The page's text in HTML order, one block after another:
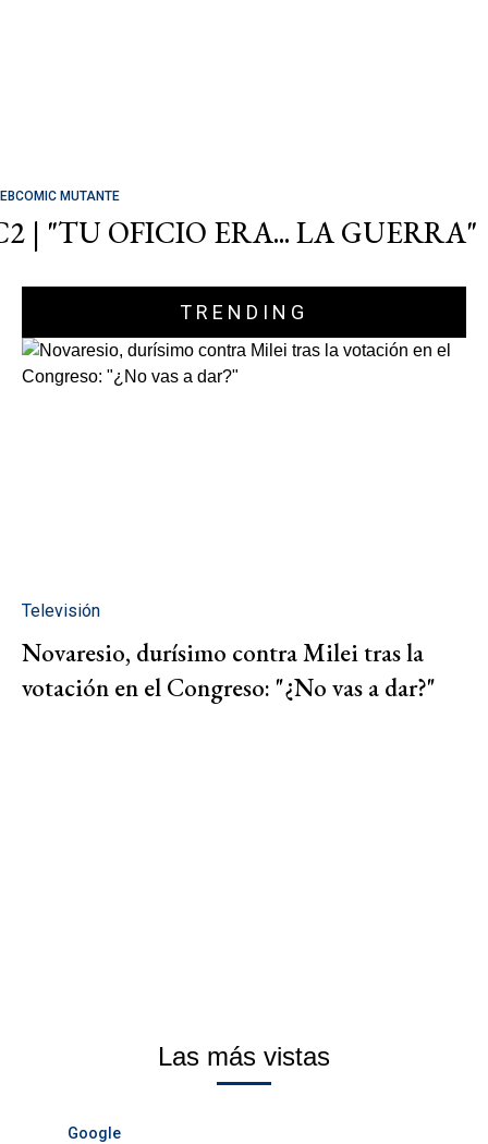
MUTANTE
| "TU OFICIO ERA... LA GUERRA"
TRENDING
Televisión
Novaresio, durísimo contra Milei tras la
votación en el Congreso: "¿No vas a dar?"
Las más vistas
Google